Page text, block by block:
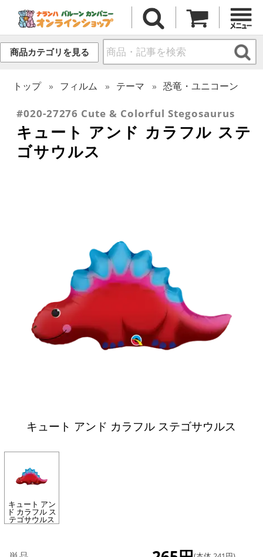
商品カテゴリを見る
トップ フィルム テーマ 恐竜・ユニコーン
#020-27276 Cute & Colorful Stegosaurus
キュート アンド カラフル ステ
ゴサウルス
キュート アンド カラフル ステゴサウルス
キュート アン
ド カラフル ス
テゴサウルス